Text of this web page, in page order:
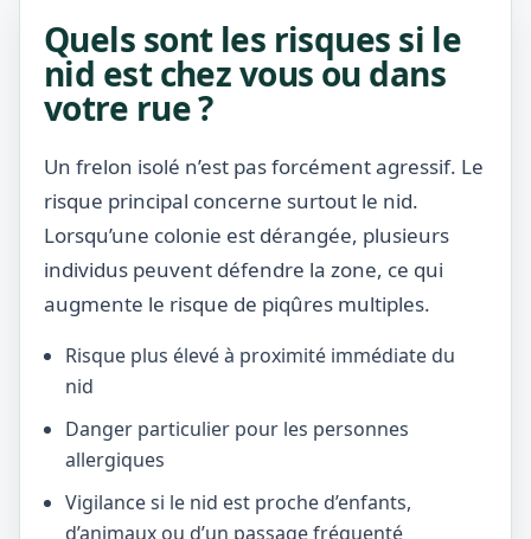
Quels sont les risques si le
nid est chez vous ou dans
votre rue ?
Un frelon isolé n’est pas forcément agressif. Le
risque principal concerne surtout le nid.
Lorsqu’une colonie est dérangée, plusieurs
individus peuvent défendre la zone, ce qui
augmente le risque de piqûres multiples.
Risque plus élevé à proximité immédiate du
nid
Danger particulier pour les personnes
allergiques
Vigilance si le nid est proche d’enfants,
d’animaux ou d’un passage fréquenté